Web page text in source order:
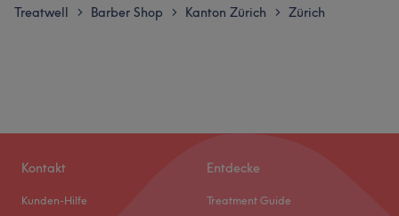
Treatwell > Barber Shop > Kanton Zürich > Zürich
Kontakt
Kunden-Hilfe
Entdecke
Treatment Guide